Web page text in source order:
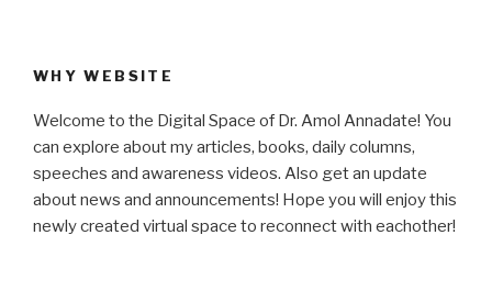
WHY WEBSITE
Welcome to the Digital Space of Dr. Amol Annadate! You
can explore about my articles, books, daily columns,
speeches and awareness videos. Also get an update
about news and announcements! Hope you will enjoy this
newly created virtual space to reconnect with eachother!